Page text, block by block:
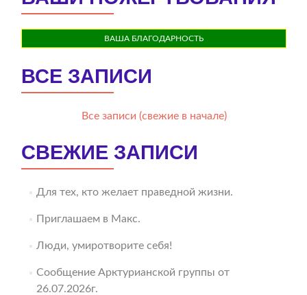
ВАША БЛАГОДАРНОСТЬ
ВСЕ ЗАПИСИ
Все записи (свежие в начале)
СВЕЖИЕ ЗАПИСИ
Для тех, кто желает праведной жизни.
Приглашаем в Макс.
Люди, умиротворите себя!
Сообщение Арктурианской группы от
26.07.2026г.